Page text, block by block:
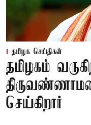
தமிழக செய்திகள்
தமிழகம்
செய்கிறார்